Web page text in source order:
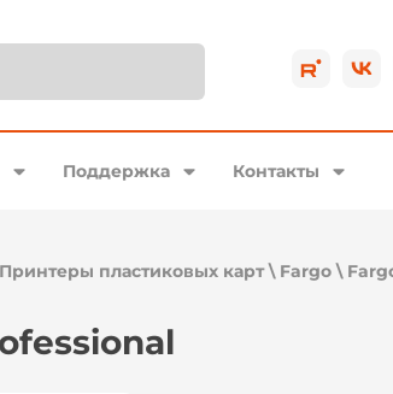
Поддержка Контакты
Принтеры пластиковых карт\ Fargo\